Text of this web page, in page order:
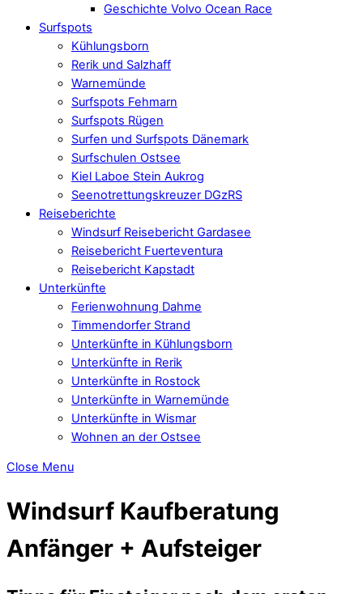
Geschichte Volvo Ocean Race
Surfspots
Kühlungsborn
Rerik und Salzhaff
Warnemünde
Surfspots Fehmarn
Surfspots Rügen
Surfen und Surfspots Dänemark
Surfschulen Ostsee
Kiel Laboe Stein Aukrog
Seenotrettungskreuzer DGzRS
Reiseberichte
Windsurf Reisebericht Gardasee
Reisebericht Fuerteventura
Reisebericht Kapstadt
Unterkünfte
Ferienwohnung Dahme
Timmendorfer Strand
Unterkünfte in Kühlungsborn
Unterkünfte in Rerik
Unterkünfte in Rostock
Unterkünfte in Warnemünde
Unterkünfte in Wismar
Wohnen an der Ostsee
Close Menu
Windsurf Kaufberatung
Anfänger + Aufsteiger